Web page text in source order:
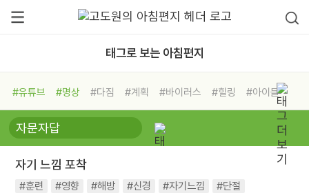
태그로 보는 아침편지
#유튜브 #명상 #다짐 #계획 #바이러스 #힐링
#아이들
#비전캠프
#독서캠프 #삶
#희망
#나눔 #친구 #링컨학교
#독서
#건강 #면역력
자기 느낌 포착
#훈련 #영향 #해방 #신경 #자기느낌
#단절